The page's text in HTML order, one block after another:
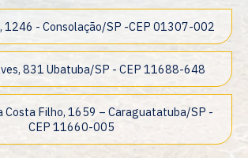
1246 - Consolação/SP -CEP 01307-002
831 Ubatuba/SP - CEP 11688-648
Costa Filho, 1659 – Caraguatatuba/SP -
CEP 11660-005